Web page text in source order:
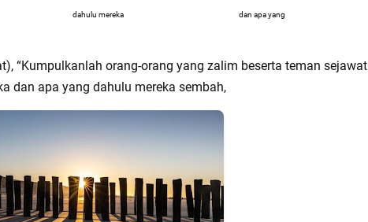
dahulu mereka dan apa yang
“Kumpulkanlah orang-orang yang zalim beserta teman sejawat
dan apa yang dahulu mereka sembah,